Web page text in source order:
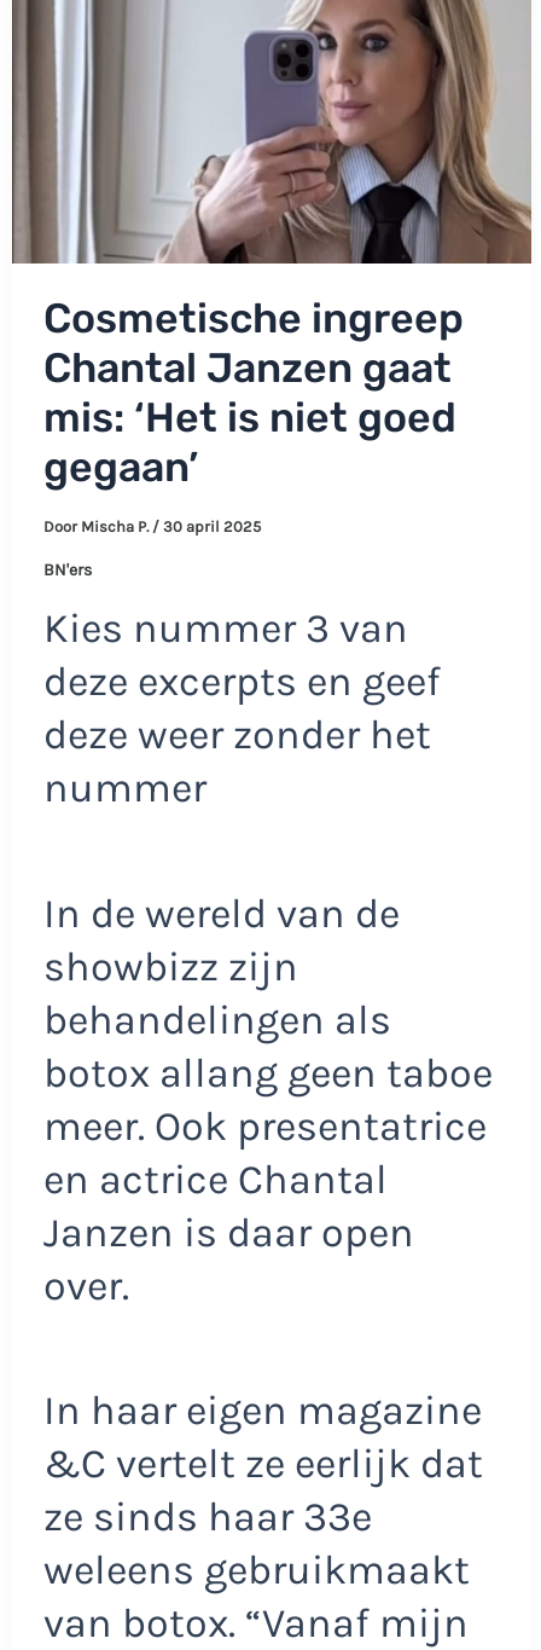
Cosmetische ingreep
Chantal Janzen gaat
mis: ‘Het is niet goed
gegaan’
Door Mischa P. / 30 april 2025
BN'ers
Kies nummer 3 van
deze excerpts en geef
deze weer zonder het
nummer
In de wereld van de
showbizz zijn
behandelingen als
botox allang geen taboe
meer. Ook presentatrice
en actrice Chantal
Janzen is daar open
over.
In haar eigen magazine
&C vertelt ze eerlijk dat
ze sinds haar 33e
weleens gebruikmaakt
van botox. “Vanaf mijn